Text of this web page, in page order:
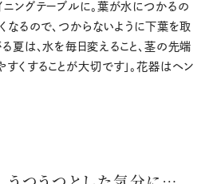
ニングテーブルに。葉が水につかるの
なるので、つからないように下葉を取
夏は、水を毎日変えること、茎の先端
くすることが大切です」。花器はヘン